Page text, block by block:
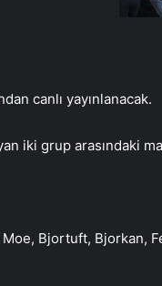
canlı yayınlanacak.
iki grup arasındaki
Bjortuft, Bjorkan,